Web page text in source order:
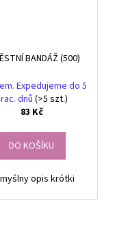
BANDÁŽ (500)
Expedujeme do 5
dnů (>5 szt.)
83 Kč
DO KOŠÍKU
opis krótki